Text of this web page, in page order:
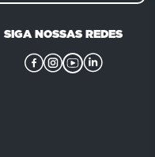
SIGA NOSSAS REDES